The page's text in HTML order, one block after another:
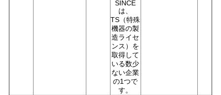
SINCE
は、
TS（特殊
機器の製
造ライセ
ンス）を
取得して
いる数少
ない企業
の1つで
す。